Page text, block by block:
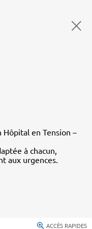
Hôpital en Tension –
à chacun,
aux urgences.
ACCÈS RAPIDES